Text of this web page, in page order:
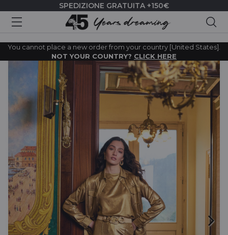
SPEDIZIONE GRATUITA +150€
You cannot place a new order from your country [United States].
NOT YOUR COUNTRY? CLICK HERE